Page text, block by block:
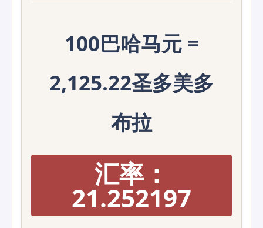
100巴哈马元 =
2,125.22圣多美多
布拉
汇率：
21.252197